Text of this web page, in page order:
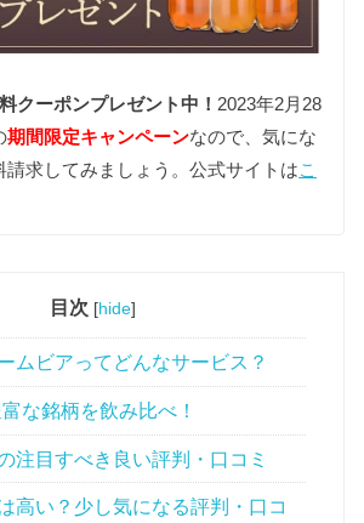
クーポンプレゼント中！ 2023年2月28
期間限定キャンペーンなので、気にな
請求してみましょう。公式サイトはこ
目次 [hide]
ムビアってどんなサービス？
な銘柄を飲み比べ！
注目すべき良い評判・口コミ
高い？少し気になる評判・口コ